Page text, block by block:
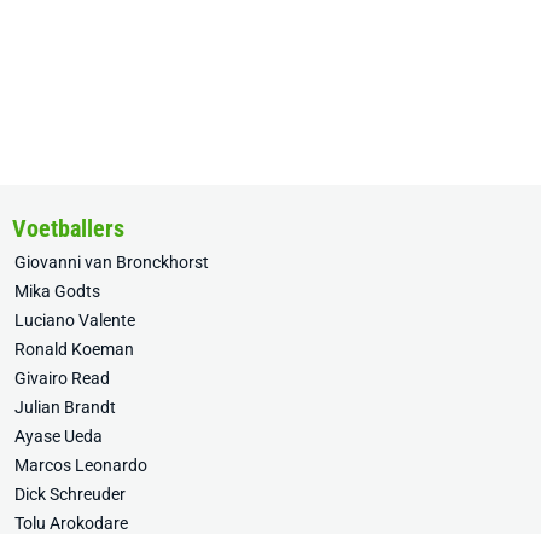
Voetballers
Giovanni van Bronckhorst
Mika Godts
Luciano Valente
Ronald Koeman
Givairo Read
Julian Brandt
Ayase Ueda
Marcos Leonardo
Dick Schreuder
Tolu Arokodare